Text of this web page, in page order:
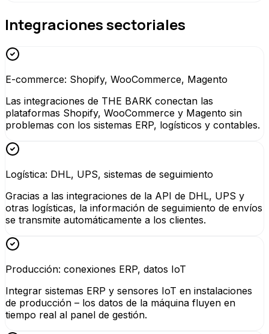
Integraciones sectoriales
E-commerce: Shopify, WooCommerce, Magento
Las integraciones de THE BARK conectan las
plataformas Shopify, WooCommerce y Magento sin
problemas con los sistemas ERP, logísticos y contables.
Logística: DHL, UPS, sistemas de seguimiento
Gracias a las integraciones de la API de DHL, UPS y
otras logísticas, la información de seguimiento de envíos
se transmite automáticamente a los clientes.
Producción: conexiones ERP, datos IoT
Integrar sistemas ERP y sensores IoT en instalaciones
de producción – los datos de la máquina fluyen en
tiempo real al panel de gestión.